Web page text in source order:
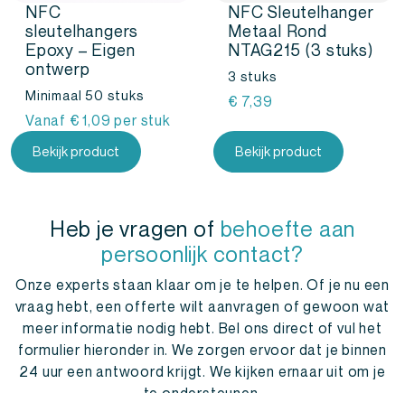
NFC
sleutelhangers
Epoxy – Eigen
ontwerp
Minimaal 50 stuks
Vanaf € 1,09per stuk
Bekijk product
NFC Sleutelhanger
Metaal Rond
NTAG215 (3 stuks)
3 stuks
€ 7,39
Bekijk product
Heb je vragen of behoefte aan
persoonlijk contact?
Onze experts staan klaar om je te helpen. Of je nu een
vraag hebt, een offerte wilt aanvragen of gewoon wat
meer informatie nodig hebt. Bel ons direct of vul het
formulier hieronder in. We zorgen ervoor dat je binnen
24 uur een antwoord krijgt. We kijken ernaar uit om je